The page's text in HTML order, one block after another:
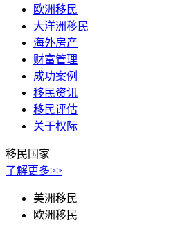
欧洲移民
大洋洲移民
海外房产
财富管理
成功案例
移民资讯
移民评估
关于权际
移民国家
了解更多>>
美洲移民
欧洲移民